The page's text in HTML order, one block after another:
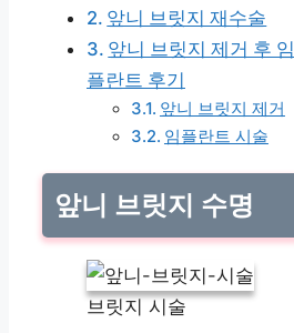
앞니 브릿지 재수술
앞니 브릿지 제거 후 임
플란트 후기
앞니 브릿지 제거
임플란트 시술
앞니 브릿지 수명
브릿지 시술